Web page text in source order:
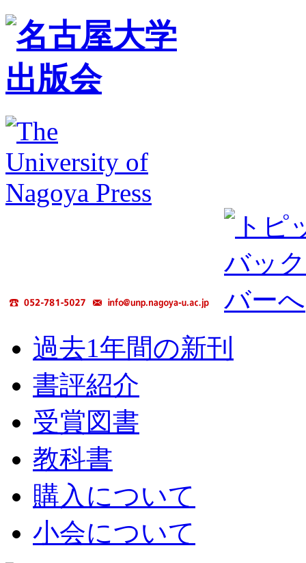
過去1年間の新刊
書評紹介
受賞図書
教科書
購入について
小会について